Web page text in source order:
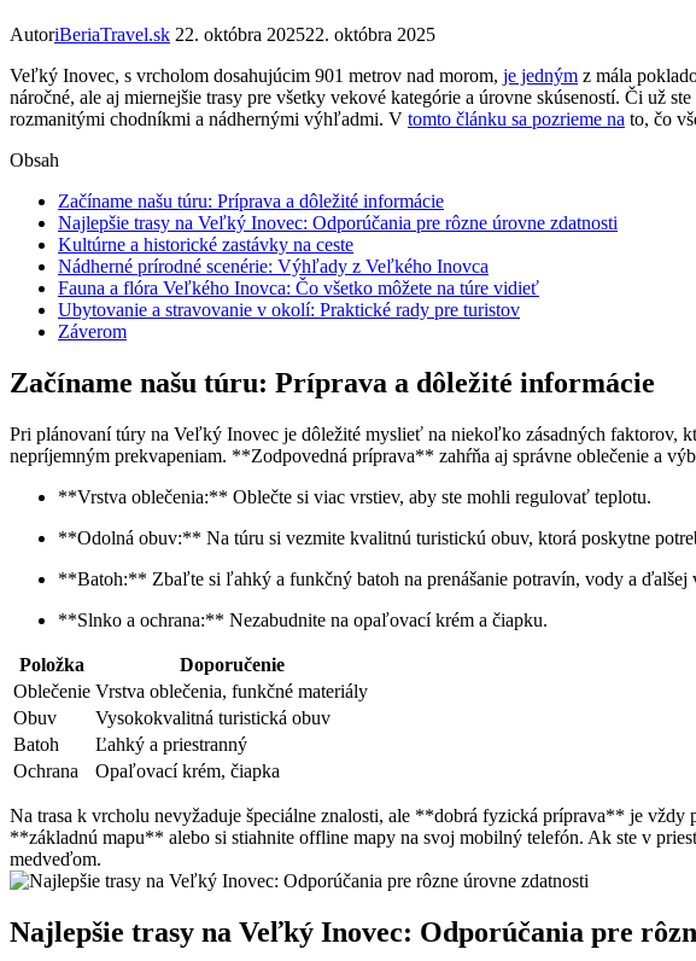
AutoriBeriaTravel.sk 22. októbra 202522. októbra 2025
Veľký Inovec, s vrcholom dosahujúcim⁢ 901 metrov nad ⁣morom, je jedným z mála⁢
náročné, ale aj miernejšie ​trasy pre všetky vekové kategórie ‍a ⁤úrovne skúseností.‍ Či
rozmanitými chodníkmi a ‍nádhernými ⁣výhľadmi. V ‌ tomto článku⁣ sa pozrieme na ⁢to,⁣ čo
Obsah
Začíname našu túru: Príprava ‍a ‍dôležité informácie
Najlepšie trasy na⁤ Veľký Inovec: ‌Odporúčania pre rôzne ‌úrovne⁢ zdatnosti
Kultúrne a historické zastávky ⁢na⁤ ceste
Nádherné prírodné scenérie: Výhľady z Veľkého Inovca
Fauna a ​flóra ‌Veľkého Inovca: Čo všetko môžete na túre ‌vidieť
Ubytovanie a stravovanie v‌ okolí: ⁢Praktické rady ⁢pre turistov
Záverom
Začíname našu túru: Príprava ‍a ‍dôležité informácie
Pri ⁣plánovaní túry na Veľký Inovec je dôležité myslieť​ na⁢ niekoľko zásadných faktorov,
nepríjemným prekvapeniam. **Zodpovedná príprava** zahŕňa ⁣aj‌ správne oblečenie a
**Vrstva oblečenia:** Oblečte ‍si ‍viac vrstiev, ⁤aby ste ⁢mohli regulovať teplotu.
**Odolná obuv:**⁣ Na túru ⁢si vezmite kvalitnú turistickú ‍obuv, ktorá poskytne
**Batoh:** Zbaľte⁣ si ľahký a ⁤funkčný batoh na prenášanie ‌potravín,‌ vody a ​ďalšej
**Slnko a ochrana:**⁢ Nezabudnite na ⁢opaľovací ‍krém a ⁣čiapku.
Položka
Doporučenie
Oblečenie Vrstva oblečenia,⁣ funkčné materiály
Obuv
Vysokokvalitná turistická obuv
Batoh
Ľahký a priestranný
Ochrana
Opaľovací krém, čiapka
Na trasa​ k vrcholu nevyžaduje​ špeciálne znalosti, ‌ale **dobrá ⁤fyzická‌ príprava** je⁢
**základnú mapu** ⁢alebo ⁣si stiahnite offline⁢ mapy na ⁤svoj mobilný telefón. Ak ste v
medveďom.
Najlepšie trasy na⁤ Veľký Inovec: ‌Odporúčania pre